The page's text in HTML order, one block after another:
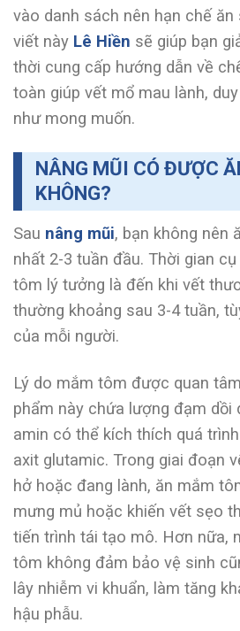
vào danh sách nên hạn chế ăn
viết này Lê Hiền sẽ giúp bạn
thời cung cấp hướng dẫn về
toàn giúp vết mổ mau lành,
như mong muốn.
NÂNG MŨI CÓ ĐƯỢC
KHÔNG?
Sau nâng mũi, bạn không nên
nhất 2-3 tuần đầu. Thời gian
tôm lý tưởng là đến khi vết
thường khoảng sau 3-4 tuần,
của mỗi người.
Lý do mắm tôm được quan
phẩm này chứa lượng đạm dồi
amin có thể kích thích quá
axit glutamic. Trong giai đoạn
hở hoặc đang lành, ăn mắm
mưng mủ hoặc khiến vết sẹo
tiến trình tái tạo mô. Hơn nữa,
tôm không đảm bảo vệ sinh
lây nhiễm vi khuẩn, làm tăng
hậu phẫu.